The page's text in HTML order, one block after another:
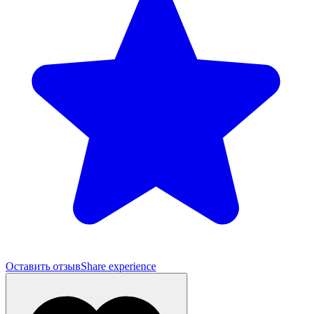
Оставить отзывShare experience